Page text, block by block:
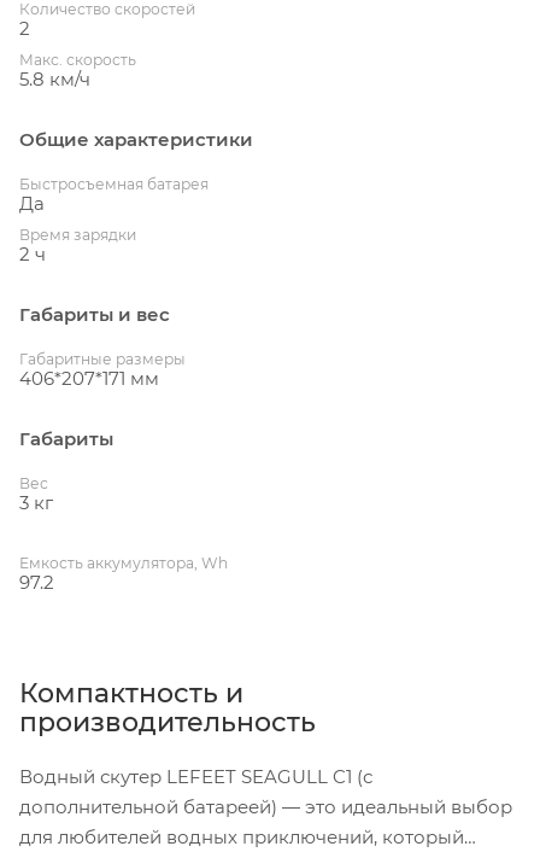
Количество скоростей
2
Макс. скорость
5.8 км/ч
Общие характеристики
Быстросъемная батарея
Да
Время зарядки
2 ч
Габариты и вес
Габаритные размеры
406*207*171 мм
Габариты
Вес
3 кг
Емкость аккумулятора, Wh
97.2
Компактность и
производительность
Водный скутер LEFEET SEAGULL C1 (с
дополнительной батареей) — это идеальный выбор
для любителей водных приключений, который